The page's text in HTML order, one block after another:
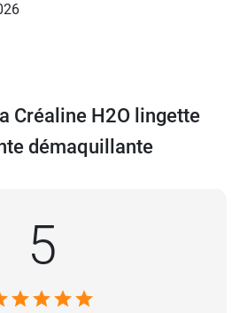
douce et agréable, elles
être accompagnées par un
Créaline pour diminuer les
le démaquillage. Elles sont
qui met la biologie
Spécialiste des
et les aide à retrouver
Créaline H2O lingette
démaquillante
5